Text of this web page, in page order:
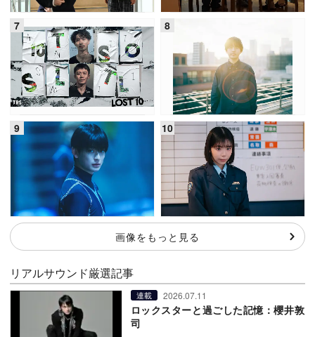
画像をもっと見る
リアルサウンド厳選記事
連載 2026.07.11
ロックスターと過ごした記憶：櫻井敦
司